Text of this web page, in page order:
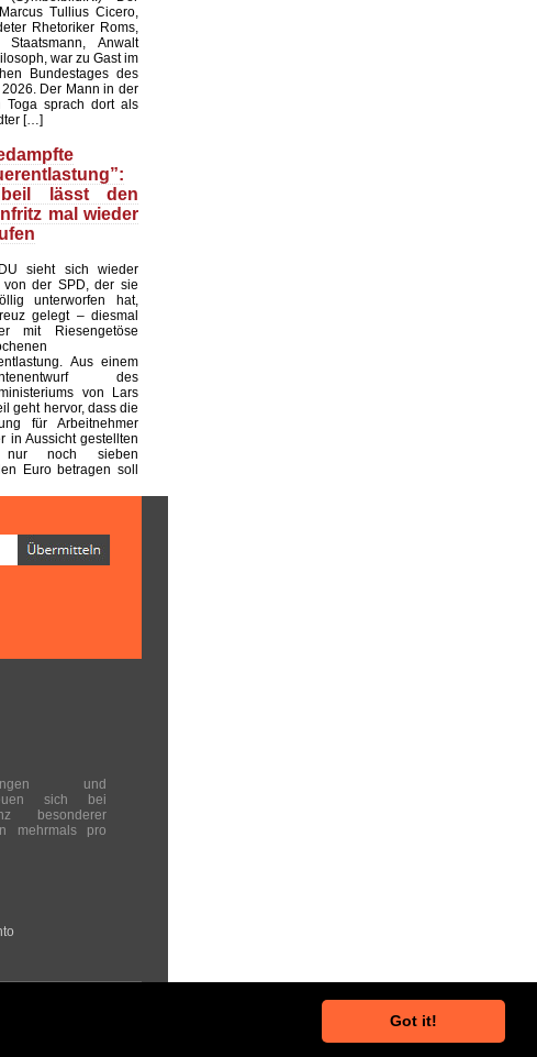
Got it!
Tullius Cicero,
Rhetoriker Roms,
Staatsmann, Anwalt
war zu Gast im
Bundestages des
Der Mann in der
Toga sprach dort als
[…]
lässt den
mal wieder
sieht sich wieder
von der SPD, der sie
unterworfen hat,
gelegt – diesmal
mit Riesengetöse
Aus einem
des
von Lars
geht hervor, dass die
für Arbeitnehmer
in Aussicht gestellten
nur noch sieben
Euro betragen soll
und
sich bei
besonderer
mehrmals pro